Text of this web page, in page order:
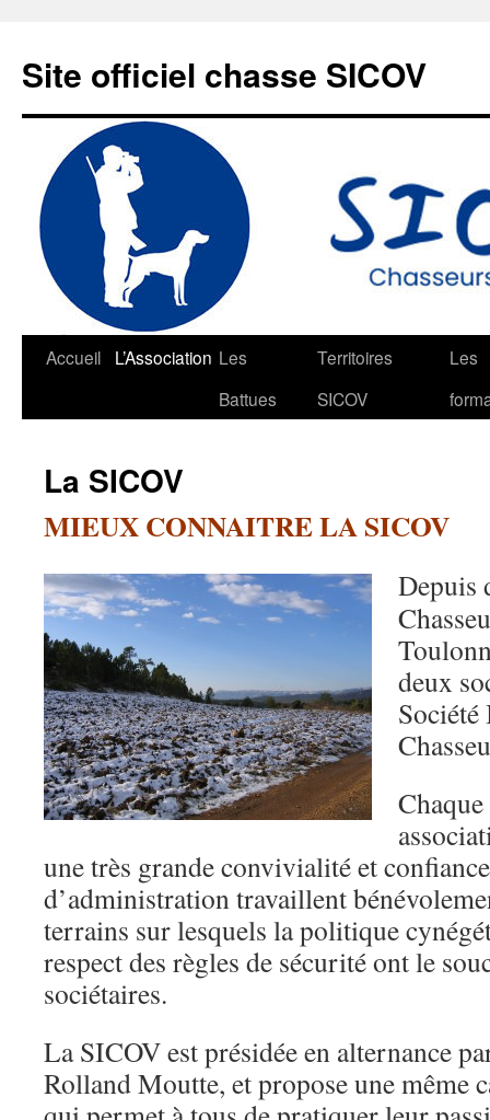
contenu
Site officiel chasse SICOV
Accueil L’Association Les
Battues
Territoires
SICOV
Les
La SICOV
MIEUX CONNAITRE LA SICOV
Depuis
deux
Société
une très grande convivialité et
d’administration travaillent
terrains sur lesquels la politique
respect des règles de sécurité ont le
sociétaires.
La SICOV est présidée en alternance
Rolland Moutte, et propose une même